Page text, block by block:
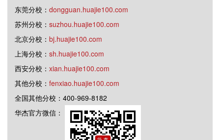
东莞分校： dongguan.huajie100.com
苏州分校： suzhou.huajie100.com
北京分校： bj.huajie100.com
上海分校： sh.huajie100.com
西安分校： xian.huajie100.com
其他分校： fenxiao.huajie100.com
全国其他分校：400-969-8182
华杰官方微信：